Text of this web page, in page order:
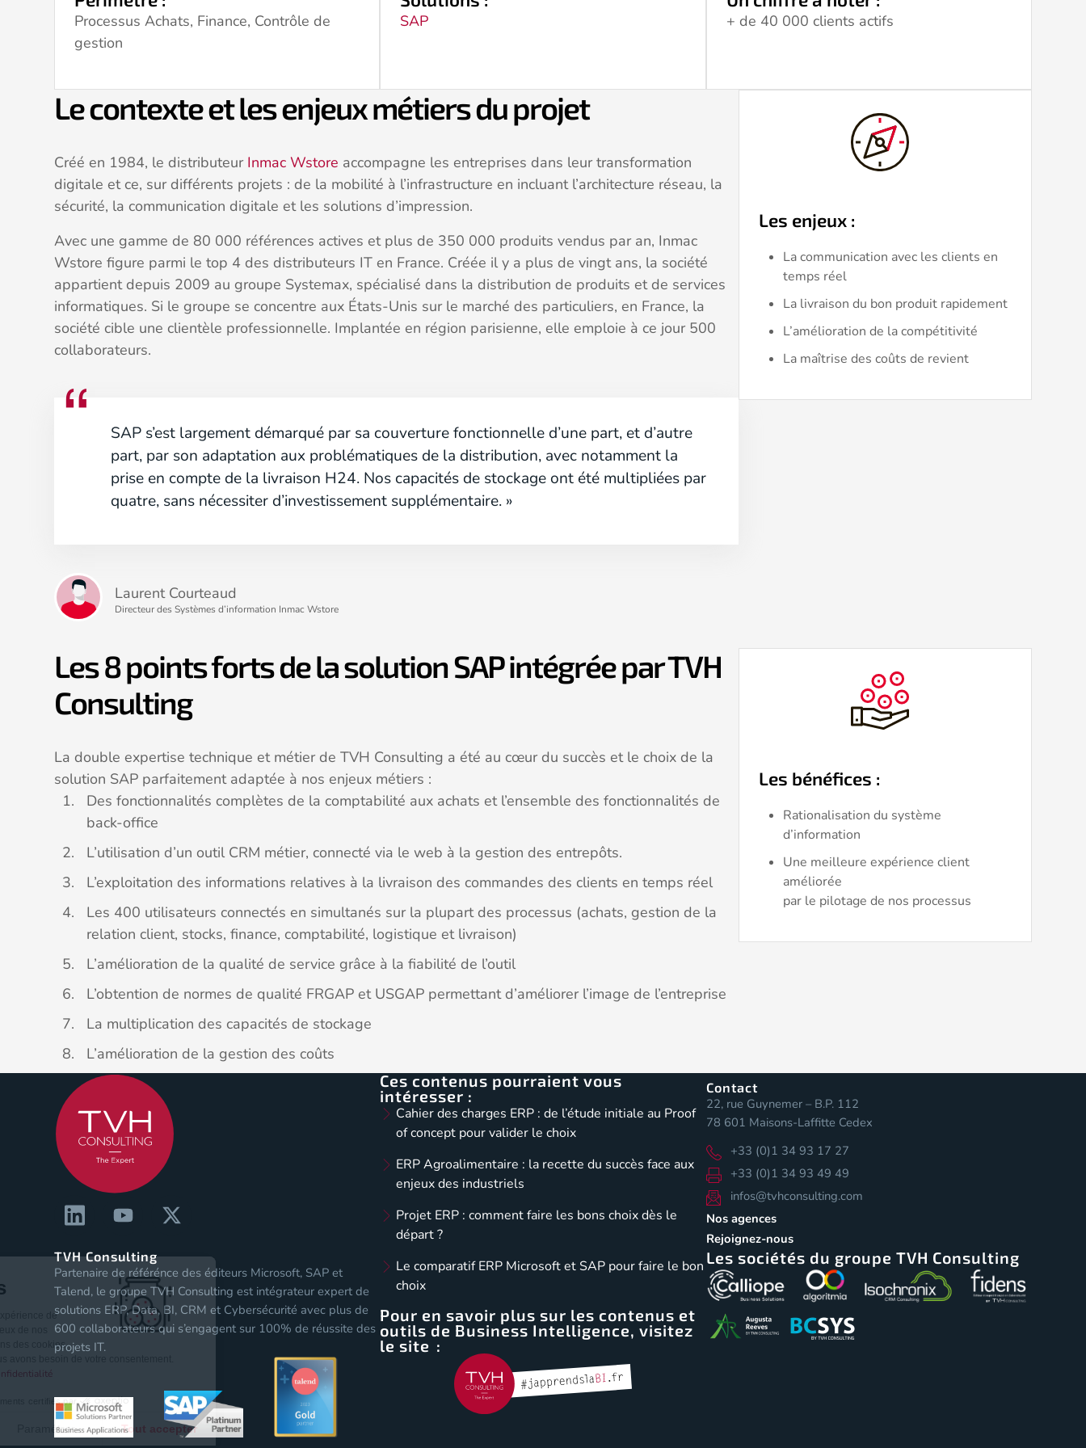
Processus Achats, Finance, Contrôle de
gestion
SAP + de 40 000 clients actifs
Le contexte et les enjeux métiers du projet
Créé en 1984, le distributeur Inmac Wstore accompagne les entreprises dans leur transformation
digitale et ce, sur différents projets : de la mobilité à l’infrastructure en incluant l’architecture réseau, la
sécurité, la communication digitale et les solutions d’impression.
Avec une gamme de 80 000 références actives et plus de 350 000 produits vendus par an, Inmac
Wstore figure parmi le top 4 des distributeurs IT en France. Créée il y a plus de vingt ans, la société
appartient depuis 2009 au groupe Systemax, spécialisé dans la distribution de produits et de services
informatiques. Si le groupe se concentre aux États-Unis sur le marché des particuliers, en France, la
société cible une clientèle professionnelle. Implantée en région parisienne, elle emploie à ce jour 500
collaborateurs.
SAP s’est largement démarqué par sa couverture fonctionnelle d’une part, et d’autre
part, par son adaptation aux problématiques de la distribution, avec notamment la
prise en compte de la livraison H24. Nos capacités de stockage ont été multipliées par
quatre, sans nécessiter d’investissement supplémentaire. »
Laurent Courteaud
Directeur des Systèmes d’information Inmac Wstore
Les enjeux :
La communication avec les clients en
temps réel
La livraison du bon produit rapidement
L’amélioration de la compétitivité
La maîtrise des coûts de revient
Les 8 points forts de la solution SAP intégrée par TVH
Consulting
La double expertise technique et métier de TVH Consulting a été au cœur du succès et le choix de la
solution SAP parfaitement adaptée à nos enjeux métiers :
Des fonctionnalités complètes de la comptabilité aux achats et l’ensemble des fonctionnalités de
back-office
L’utilisation d’un outil CRM métier, connecté via le web à la gestion des entrepôts.
L’exploitation des informations relatives à la livraison des commandes des clients en temps réel
Les 400 utilisateurs connectés en simultanés sur la plupart des processus (achats, gestion de la
relation client, stocks, finance, comptabilité, logistique et livraison)
L’amélioration de la qualité de service grâce à la fiabilité de l’outil
L’obtention de normes de qualité FRGAP et USGAP permettant d’améliorer l’image de l’entreprise
La multiplication des capacités de stockage
L’amélioration de la gestion des coûts
Les bénéfices :
Rationalisation du système
d’information
Une meilleure expérience client
améliorée
par le pilotage de nos processus
TVH Consulting
Partenaire de référénce des éditeurs Microsoft, SAP et
Talend, le groupe TVH Consulting est intégrateur expert de
solutions ERP, Data, BI, CRM et Cybersécurité avec plus de
600 collaborateurs qui s’engagent sur 100% de réussite des
projets IT.
Ces contenus pourraient vous
intéresser :
Cahier des charges ERP : de l’étude initiale au Proof
of concept pour valider le choix
ERP Agroalimentaire : la recette du succès face aux
enjeux des industriels
Projet ERP : comment faire les bons choix dès le
départ ?
Le comparatif ERP Microsoft et SAP pour faire le bon
choix
Pour en savoir plus sur les contenus et
outils de Business Intelligence, visitez
le site :
Contact
22, rue Guynemer – B.P. 112
78 601 Maisons-Laffitte Cedex
+33 (0)1 34 93 17 27
+33 (0)1 34 93 49 49
infos@tvhconsulting.com
Nos agences
Rejoignez-nous
Les sociétés du groupe TVH Consulting
Les Cookies
Pour vous assurer une expérience de
qualité sur notre site et ceux de nos
partenaires, nous stockons des cookies
sur votre navigateur. Nous avons besoin de votre consentement.
Lire notre politique de confidentialité
Consentements certifiés par
Non merci Paramétrer Tout accepter